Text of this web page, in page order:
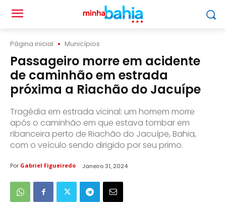
Página inicial Municípios
Passageiro morre em acidente
de caminhão em estrada
próxima a Riachão do Jacuípe
Tragédia em estrada vicinal: um homem morre
após o caminhão em que estava tombar em
ribanceira perto de Riachão do Jacuípe, Bahia,
com o veículo sendo dirigido por seu primo.
Por Gabriel Figueiredo Janeiro 31, 2024